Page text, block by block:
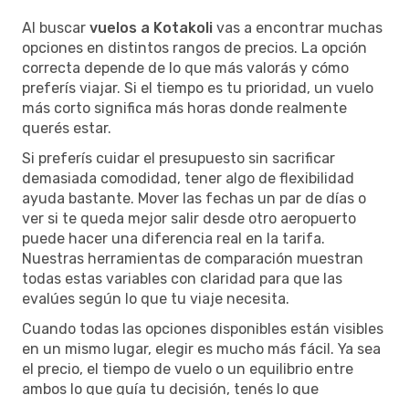
Al buscar vuelos a Kotakoli vas a encontrar muchas
opciones en distintos rangos de precios. La opción
correcta depende de lo que más valorás y cómo
preferís viajar. Si el tiempo es tu prioridad, un vuelo
más corto significa más horas donde realmente
querés estar.
Si preferís cuidar el presupuesto sin sacrificar
demasiada comodidad, tener algo de flexibilidad
ayuda bastante. Mover las fechas un par de días o
ver si te queda mejor salir desde otro aeropuerto
puede hacer una diferencia real en la tarifa.
Nuestras herramientas de comparación muestran
todas estas variables con claridad para que las
evalúes según lo que tu viaje necesita.
Cuando todas las opciones disponibles están visibles
en un mismo lugar, elegir es mucho más fácil. Ya sea
el precio, el tiempo de vuelo o un equilibrio entre
ambos lo que guía tu decisión, tenés lo que